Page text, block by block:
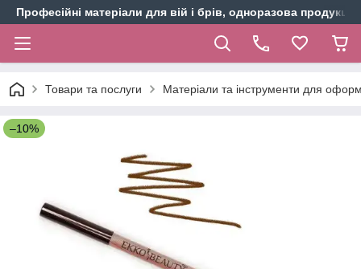
Професійні матеріали для вій і брів, одноразова продукція
Товари та послуги Матеріали та інструменти для
–10%